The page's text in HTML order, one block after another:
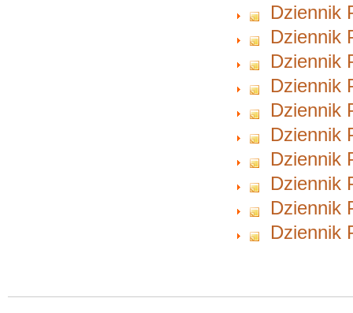
Dziennik
Dziennik
Dziennik
Dziennik
Dziennik
Dziennik
Dziennik
Dziennik
Dziennik
Dziennik